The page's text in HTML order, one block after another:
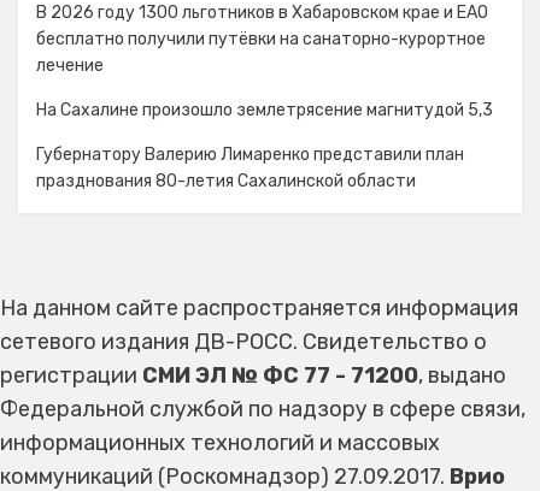
В 2026 году 1300 льготников в Хабаровском крае и ЕАО
бесплатно получили путёвки на санаторно-курортное
лечение
На Сахалине произошло землетрясение магнитудой 5,3
Губернатору Валерию Лимаренко представили план
празднования 80-летия Сахалинской области
На данном сайте распространяется информация
сетевого издания ДВ-РОСС. Свидетельство о
регистрации СМИ ЭЛ № ФС 77 - 71200, выдано
Федеральной службой по надзору в сфере связи,
информационных технологий и массовых
коммуникаций (Роскомнадзор) 27.09.2017. Врио